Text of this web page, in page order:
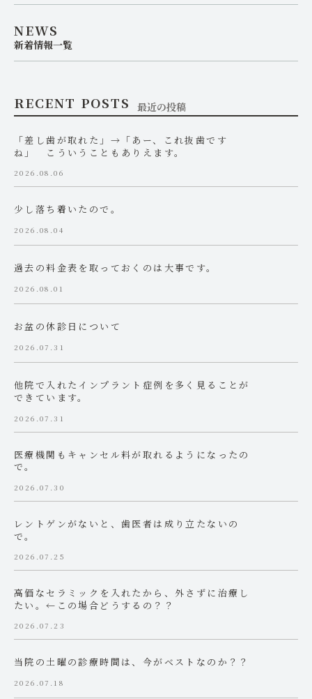
NEWS
新着情報一覧
RECENT POSTS 最近の投稿
「差し歯が取れた」→「あー、これ抜歯です
ね」 こういうこともありえます。
2026.08.06
少し落ち着いたので。
2026.08.04
過去の料金表を取っておくのは大事です。
2026.08.01
お盆の休診日について
2026.07.31
他院で入れたインプラント症例を多く見ることが
できています。
2026.07.31
医療機関もキャンセル料が取れるようになったの
で。
2026.07.30
レントゲンがないと、歯医者は成り立たないの
で。
2026.07.25
高価なセラミックを入れたから、外さずに治療し
たい。←この場合どうするの？？
2026.07.23
当院の土曜の診療時間は、今がベストなのか？？
2026.07.18